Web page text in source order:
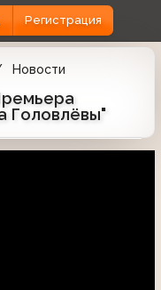
Регистрация
Новости
Головлёвы"